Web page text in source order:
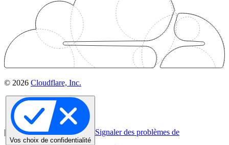
© 2026 Cloudflare, Inc.
|
Vos choix de confidentialité
Signaler des problèmes de